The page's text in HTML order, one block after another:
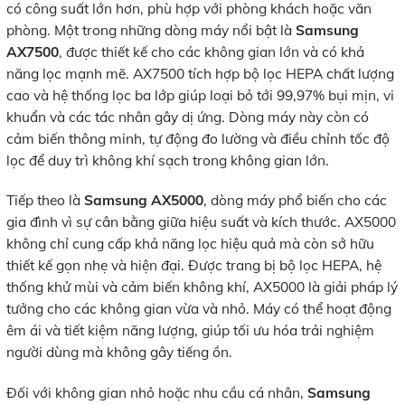
có công suất lớn hơn, phù hợp với phòng khách hoặc văn
phòng. Một trong những dòng máy nổi bật là Samsung
AX7500, được thiết kế cho các không gian lớn và có khả
năng lọc mạnh mẽ. AX7500 tích hợp bộ lọc HEPA chất lượng
cao và hệ thống lọc ba lớp giúp loại bỏ tới 99,97% bụi mịn, vi
khuẩn và các tác nhân gây dị ứng. Dòng máy này còn có
cảm biến thông minh, tự động đo lường và điều chỉnh tốc độ
lọc để duy trì không khí sạch trong không gian lớn.
Tiếp theo là Samsung AX5000, dòng máy phổ biến cho các
gia đình vì sự cân bằng giữa hiệu suất và kích thước. AX5000
không chỉ cung cấp khả năng lọc hiệu quả mà còn sở hữu
thiết kế gọn nhẹ và hiện đại. Được trang bị bộ lọc HEPA, hệ
thống khử mùi và cảm biến không khí, AX5000 là giải pháp lý
tưởng cho các không gian vừa và nhỏ. Máy có thể hoạt động
êm ái và tiết kiệm năng lượng, giúp tối ưu hóa trải nghiệm
người dùng mà không gây tiếng ồn.
Đối với không gian nhỏ hoặc nhu cầu cá nhân, Samsung